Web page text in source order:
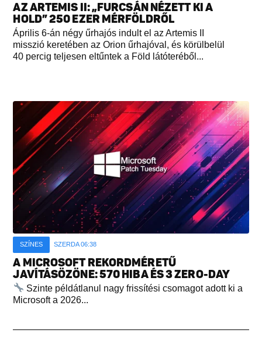
AZ ARTEMIS II: „FURCSÁN NÉZETT KI A
HOLD” 250 EZER MÉRFÖLDRŐL
Április 6-án négy űrhajós indult el az Artemis II
misszió keretében az Orion űrhajóval, és körülbelül
40 percig teljesen eltűntek a Föld látóteréből...
SZÍNES SZERDA 06:38
A MICROSOFT REKORDMÉRETŰ
JAVÍTÁSÖZÖNE: 570 HIBA ÉS 3 ZERO-DAY
Szinte példátlanul nagy frissítési csomagot adott ki a
Microsoft a 2026...